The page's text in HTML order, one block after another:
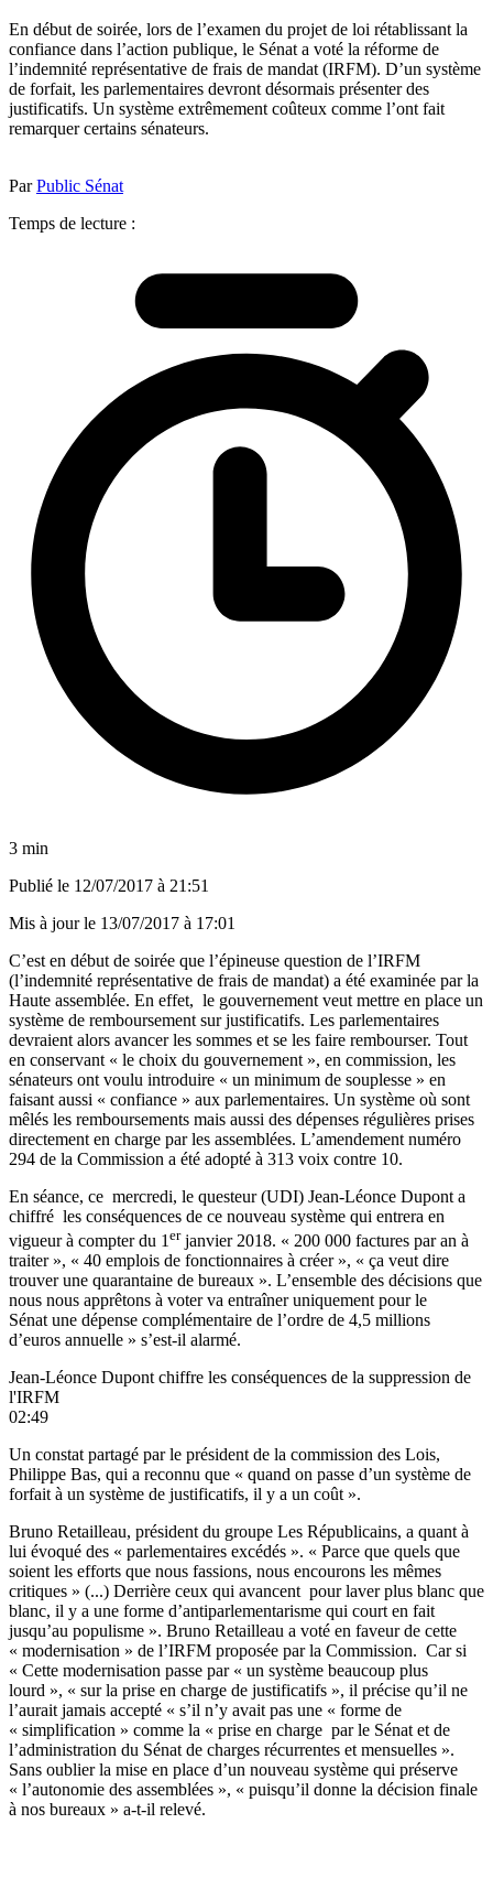
En début de soirée, lors de l’examen du projet de loi rétablissant la
confiance dans l’action publique, le Sénat a voté la réforme de
l’indemnité représentative de frais de mandat (IRFM). D’un système
de forfait, les parlementaires devront désormais présenter des
justificatifs. Un système extrêmement coûteux comme l’ont fait
remarquer certains sénateurs.
ParPublic Sénat
Temps de lecture :
3 min
Publié le 12/07/2017 à 21:51
Mis à jour le 13/07/2017 à 17:01
C’est en début de soirée que l’épineuse question de l’IRFM
(l’indemnité représentative de frais de mandat) a été examinée par la
Haute assemblée. En effet, le gouvernement veut mettre en place un
système de remboursement sur justificatifs. Les parlementaires
devraient alors avancer les sommes et se les faire rembourser. Tout
en conservant « le choix du gouvernement », en commission, les
sénateurs ont voulu introduire « un minimum de souplesse » en
faisant aussi « confiance » aux parlementaires. Un système où sont
mêlés les remboursements mais aussi des dépenses régulières prises
directement en charge par les assemblées. L’amendement numéro
294 de la Commission a été adopté à 313 voix contre 10.
En séance, ce mercredi, le questeur (UDI) Jean-Léonce Dupont a
chiffré les conséquences de ce nouveau système qui entrera en
vigueur à compter du 1 erjanvier 2018. « 200 000 factures par an à
traiter », « 40 emplois de fonctionnaires à créer », « ça veut dire
trouver une quarantaine de bureaux ». L’ensemble des décisions que
nous nous apprêtons à voter va entraîner uniquement pour le
Sénat une dépense complémentaire de l’ordre de 4,5 millions
d’euros annuelle » s’est-il alarmé.
Jean-Léonce Dupont chiffre les conséquences de la suppression de
l'IRFM
02:49
Un constat partagé par le président de la commission des Lois,
Philippe Bas, qui a reconnu que « quand on passe d’un système de
forfait à un système de justificatifs, il y a un coût ».
Bruno Retailleau, président du groupe Les Républicains, a quant à
lui évoqué des « parlementaires excédés ». « Parce que quels que
soient les efforts que nous fassions, nous encourons les mêmes
critiques » (...) Derrière ceux qui avancent pour laver plus blanc que
blanc, il y a une forme d’antiparlementarisme qui court en fait
jusqu’au populisme ». Bruno Retailleau a voté en faveur de cette
« modernisation » de l’IRFM proposée par la Commission. Car si
« Cette modernisation passe par « un système beaucoup plus
lourd », « sur la prise en charge de justificatifs », il précise qu’il ne
l’aurait jamais accepté « s’il n’y avait pas une « forme de
« simplification » comme la « prise en charge par le Sénat et de
l’administration du Sénat de charges récurrentes et mensuelles ».
Sans oublier la mise en place d’un nouveau système qui préserve
« l’autonomie des assemblées », « puisqu’il donne la décision finale
à nos bureaux » a-t-il relevé.